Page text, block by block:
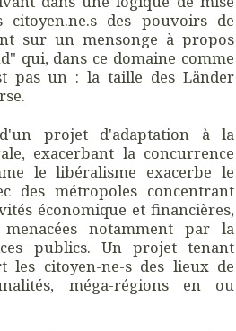
des pouvoirs de
sur un mensonge à propos
qui, dans ce domaine comme
pas un : la taille des Länder
projet d'adaptation à la
exacerbant la concurrence
le libéralisme exacerbe le
des métropoles concentrant
économique et financières,
notamment par la
publics. Un projet tenant
les citoyen-ne-s des lieux de
méga-régions en ou